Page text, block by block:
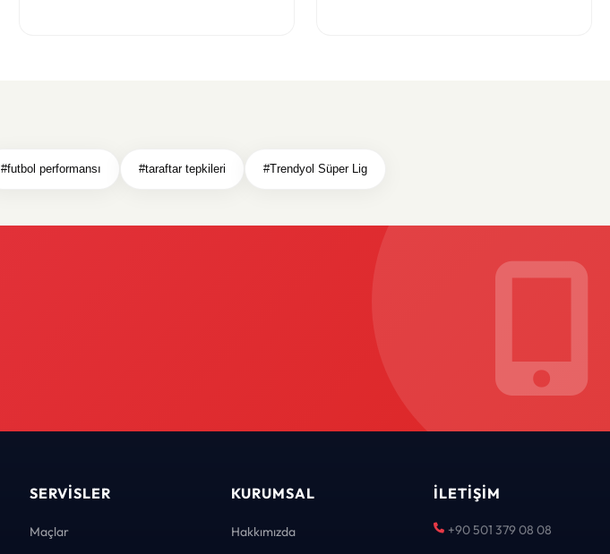
#futbol performansı #taraftar tepkileri #Trendyol Süper Lig
SERVISLER
Maçlar
KURUMSAL
Hakkımızda
İLETIŞIM
+90 501 379 08 08